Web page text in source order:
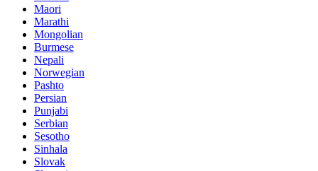
Maori
Marathi
Mongolian
Burmese
Nepali
Norwegian
Pashto
Persian
Punjabi
Serbian
Sesotho
Sinhala
Slovak